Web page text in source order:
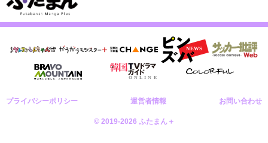
プライバシーポリシー 運営者情報 お問い合わせ
© 2019-2026 ふたまん＋